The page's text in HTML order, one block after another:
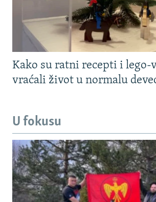
Kako su ratni recepti i lego-
vraćali život u normalu
U fokusu